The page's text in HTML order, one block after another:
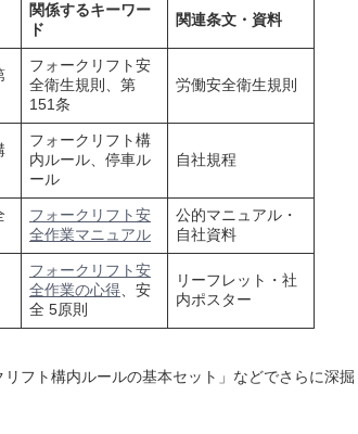
関係するキーワー
ド
関連条文・資料
フォークリフト安
全衛生規則、第
151条
労働安全衛生規則
フォークリフト構
内ルール、停車ル
ール
自社規程
フォークリフト安
全作業マニュアル
公的マニュアル・
自社資料
フォークリフト安
全作業の心得、安
全 5原則
リーフレット・社
内ポスター
フト構内ルールの基本セット」などでさらに深掘